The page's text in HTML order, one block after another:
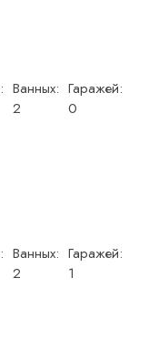
Ванных:
2
Гаражей:
0
Ванных:
2
Гаражей:
1